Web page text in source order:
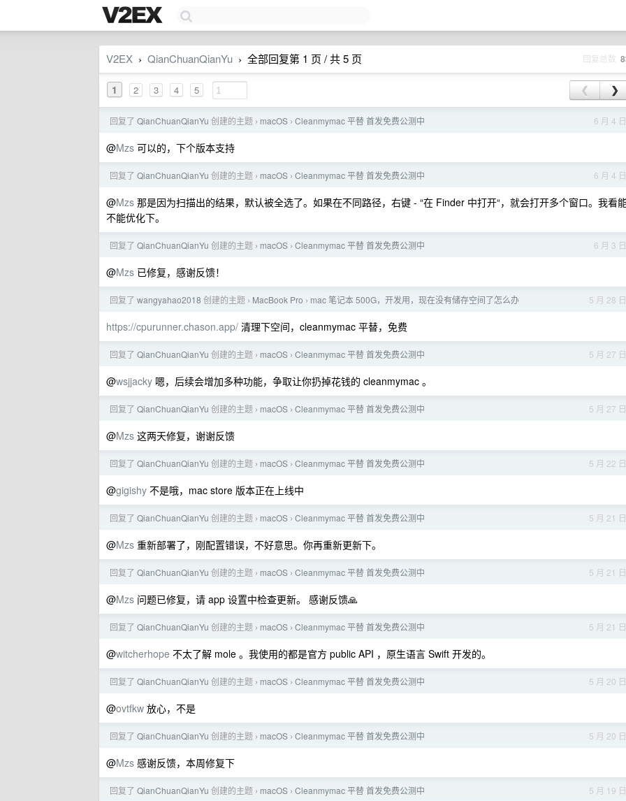
V2EX › QianChuanQianYu › 全部回复第 1 页 / 共 5 页 回复总数
1 2 3 4 5 ❮ ❯
6 月 4 日
回复了 QianChuanQianYu 创建的主题 › macOS › Cleanmymac 平替 首发免费公测中
@Mzs 可以的，下个版本支持
6 月 4 日
回复了 QianChuanQianYu 创建的主题 › macOS › Cleanmymac 平替 首发免费公测中
@Mzs 那是因为扫描出的结果，默认被全选了。如果在不同路径，右键 - “在 Finder 中打开“，就会打开多个窗口。我看
不能优化下。
6 月 3 日
回复了 QianChuanQianYu 创建的主题 › macOS › Cleanmymac 平替 首发免费公测中
@Mzs 已修复，感谢反馈！
5 月 28 日
回复了 wangyahao2018 创建的主题 › MacBook Pro › mac 笔记本 500G，开发用，现在没有储存空间了怎么办
https://cpurunner.chason.app/ 清理下空间，cleanmymac 平替，免费
5 月 27 日
回复了 QianChuanQianYu 创建的主题 › macOS › Cleanmymac 平替 首发免费公测中
@wsjjacky 嗯，后续会增加多种功能，争取让你扔掉花钱的 cleanmymac 。
5 月 27 日
回复了 QianChuanQianYu 创建的主题 › macOS › Cleanmymac 平替 首发免费公测中
@Mzs 这两天修复，谢谢反馈
5 月 22 日
回复了 QianChuanQianYu 创建的主题 › macOS › Cleanmymac 平替 首发免费公测中
@gigishy 不是哦，mac store 版本正在上线中
5 月 21 日
回复了 QianChuanQianYu 创建的主题 › macOS › Cleanmymac 平替 首发免费公测中
@Mzs 重新部署了，刚配置错误，不好意思。你再重新更新下。
5 月 21 日
回复了 QianChuanQianYu 创建的主题 › macOS › Cleanmymac 平替 首发免费公测中
@Mzs 问题已修复，请 app 设置中检查更新。 感谢反馈🙏
5 月 21 日
回复了 QianChuanQianYu 创建的主题 › macOS › Cleanmymac 平替 首发免费公测中
@witcherhope 不太了解 mole 。我使用的都是官方 public API ，原生语言 Swift 开发的。
5 月 20 日
回复了 QianChuanQianYu 创建的主题 › macOS › Cleanmymac 平替 首发免费公测中
@ovtfkw 放心，不是
5 月 20 日
回复了 QianChuanQianYu 创建的主题 › macOS › Cleanmymac 平替 首发免费公测中
@Mzs 感谢反馈，本周修复下
5 月 19 日
回复了 QianChuanQianYu 创建的主题 › macOS › Cleanmymac 平替 首发免费公测中